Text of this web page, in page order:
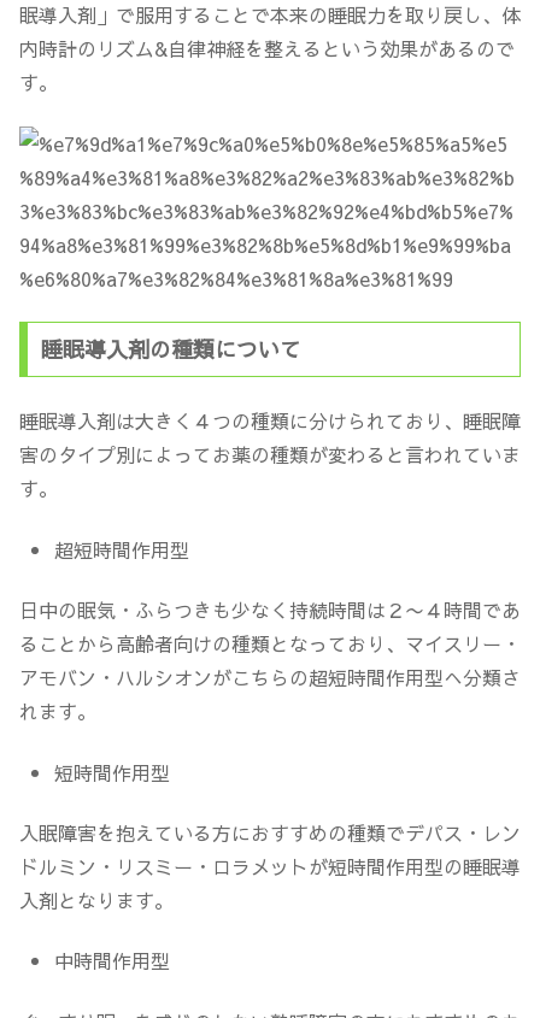
眠導入剤」で服用することで本来の睡眠力を取り戻し、体
内時計のリズム&自律神経を整えるという効果があるので
す。
睡眠導入剤の種類について
睡眠導入剤は大きく４つの種類に分けられており、睡眠障
害のタイプ別によってお薬の種類が変わると言われていま
す。
超短時間作用型
日中の眠気・ふらつきも少なく持続時間は２〜４時間であ
ることから高齢者向けの種類となっており、マイスリー・
アモバン・ハルシオンがこちらの超短時間作用型へ分類さ
れます。
短時間作用型
入眠障害を抱えている方におすすめの種類でデパス・レン
ドルミン・リスミー・ロラメットが短時間作用型の睡眠導
入剤となります。
中時間作用型